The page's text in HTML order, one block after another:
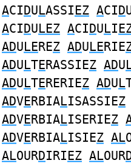
ACIDULASSIEZ ACID
ACIDULEZ ACIDULI
ADULEREZ ADULERIE
ADULTERASSIEZ ADU
ADULTERERIEZ ADUL
ADVERBIALISASSIEZ
ADVERBIALISERIEZ
ADVERBIALISIEZ AL
ALOURDIRIEZ ALOUR